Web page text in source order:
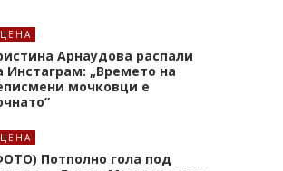
Арнаудова распали
Инстаграм: „Времето на
мочковци е
Потполно гола под